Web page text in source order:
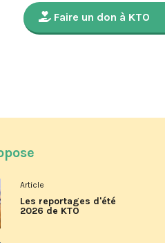
Faire un don à KTO
Article
Les reportages d'été
2026 de KTO